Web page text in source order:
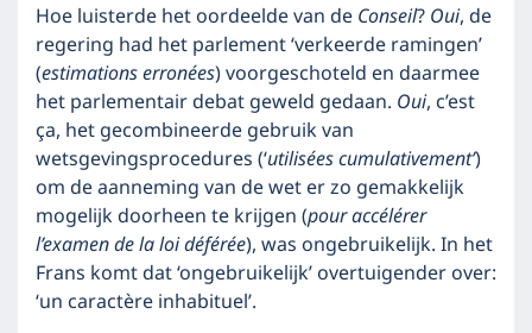
Hoe luisterde het oordeelde van deConseil?Oui, de
regering had het parlement ‘verkeerde ramingen’
(estimations erronées) voorgeschoteld en daarmee
het parlementair debat geweld gedaan. Oui, c’est
ça, het gecombineerde gebruik van
wetsgevingsprocedures (‘utilisées cumulativement’)
om de aanneming van de wet er zo gemakkelijk
mogelijk doorheen te krijgen (pour accélérer
l’examen de la loi déférée), was ongebruikelijk. In het
Frans komt dat ‘ongebruikelijk’ overtuigender over:
‘un caractère inhabituel’.